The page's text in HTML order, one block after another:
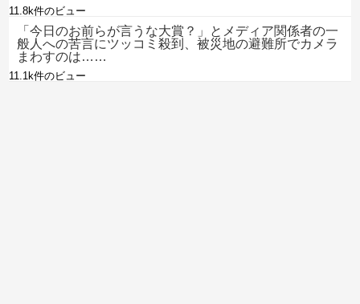
11.8k件のビュー
「今日のお前らが言うな大賞？」とメディア関係者の一
般人への苦言にツッコミ殺到、被災地の避難所でカメラ
まわすのは……
11.1k件のビュー